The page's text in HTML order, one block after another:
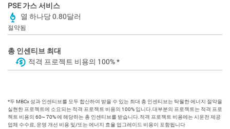
PSE 가스 서비스
열 하나당 0.80달러
절약됨
총 인센티브 최대
적격 프로젝트 비용의 100% *
*두 MBCx 성과 인센티브를 모두 합산하여 받을 수 있는 최대 총 인센티브는 탁월한 에너지 절약을
실현한 프로젝트에 소요되는 적격 프로젝트 비용의 100% 입니다.대부분의 프로젝트는 적격 프로
젝트 비용의 60~ 70% 에 해당하는 총 인센티브를 받습니다.적격 프로젝트 비용에는 시운전 제공
업체 수수료, 운영 개선 비용 및/또는 에너지 효율 업그레이드 비용이 포함됩니다